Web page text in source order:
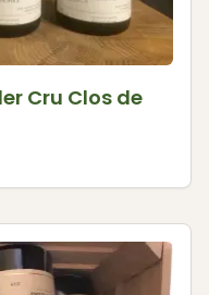
Cru Clos de